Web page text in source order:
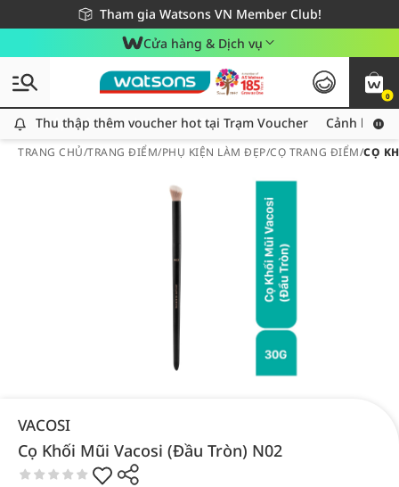
Tham gia Watsons VN Member Club!
Miễn phí giao hàng cho đơn hàng từ 249,000Đ
Giao hàng nhanh 24h - Áp dụng khu vực TP. Hồ Chí Minh
Cửa hàng & Dịch vụ
0
Thu thập thêm voucher hot tại Trạm Voucher
Thu thập thêm voucher hot tại Trạm Voucher Cảnh báo
TRANG CHỦ/TRANG ĐIỂM/PHỤ KIỆN LÀM ĐẸP/CỌ TRANG ĐIỂM/CỌ
VACOSI
Cọ Khối Mũi Vacosi (Đầu Tròn) N02